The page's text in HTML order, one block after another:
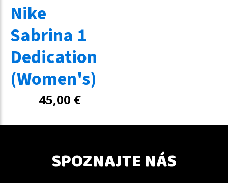
Nike
Sabrina 1
Dedication
(Women's)
45,00 €
SPOZNAJTE NÁS